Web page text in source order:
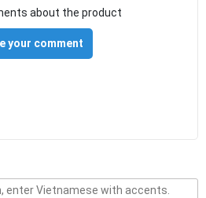
about the product
your comment